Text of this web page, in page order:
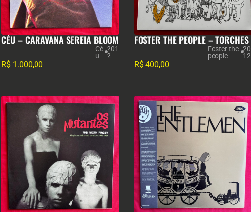
CÉU – CARAVANA SEREIA BLOOM
Cé
u
201
2
R$ 1.000,00
FOSTER THE PEOPLE – TORCHES
Foster the
people
20
12
R$ 400,00